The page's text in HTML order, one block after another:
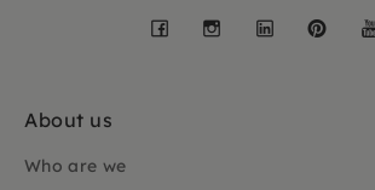
Facebook
About us
Who are we